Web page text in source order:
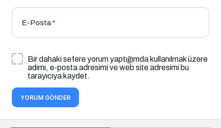
E-Posta*
Bir dahaki sefere yorum yaptığımda kullanılmak üzere
adımı, e-posta adresimi ve web site adresimi bu
tarayıcıya kaydet.
YORUM GÖNDER